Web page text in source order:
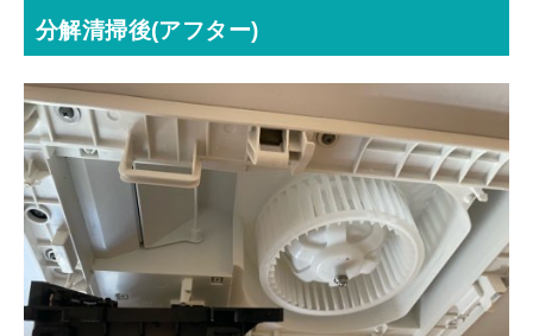
分解清掃後(アフター)